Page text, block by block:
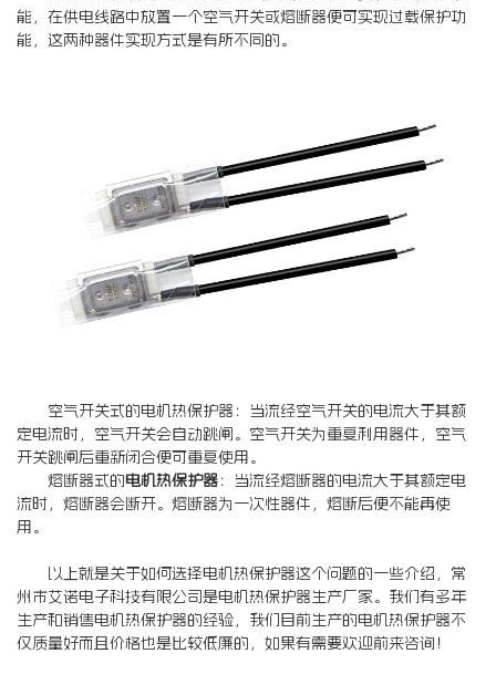
能，在供电线路中放置一个空气开关或熔断器便可实现过载保护功
能，这两种器件实现方式是有所不同的。
空气开关式的电机热保护器：当流经空气开关的电流大于其额
定电流时，空气开关会自动跳闸。空气开关为重复利用器件，空气
开关跳闸后重新闭合便可重复使用。
熔断器式的电机热保护器 ：当流经熔断器的电流大于其额定电
流时，熔断器会断开。熔断器为一次性器件，熔断后便不能再使
用。
以上就是关于如何选择电机热保护器这个问题的一些介绍，常
州市艾诺电子科技有限公司是电机热保护器生产厂家。我们有多年
生产和销售电机热保护器的经验，我们目前生产的电机热保护器不
仅质量好而且价格也是比较低廉的，如果有需要欢迎前来咨询！